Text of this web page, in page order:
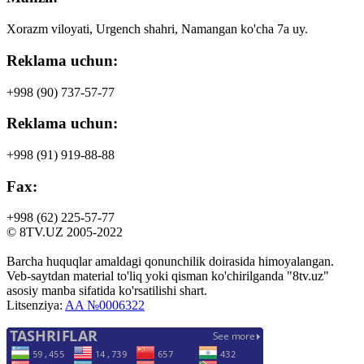
Xorazm viloyati, Urgench shahri, Namangan ko'cha 7a uy.
Reklama uchun:
+998 (90) 737-57-77
Reklama uchun:
+998 (91) 919-88-88
Fax:
+998 (62) 225-57-77
© 8TV.UZ 2005-2022
Barcha huquqlar amaldagi qonunchilik doirasida himoyalangan.
Veb-saytdan material to'liq yoki qisman ko'chirilganda "8tv.uz"
asosiy manba sifatida ko'rsatilishi shart.
Litsenziya: AA №0006322